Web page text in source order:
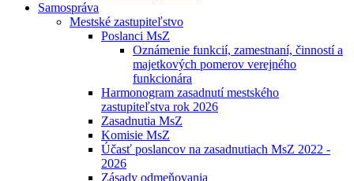
Samospráva
Mestské zastupiteľstvo
Poslanci MsZ
Oznámenie funkcií, zamestnaní, činností a
majetkových pomerov verejného
funkcionára
Harmonogram zasadnutí mestského
zastupiteľstva rok 2026
Zasadnutia MsZ
Komisie MsZ
Účasť poslancov na zasadnutiach MsZ 2022 -
2026
Zásady odmeňovania